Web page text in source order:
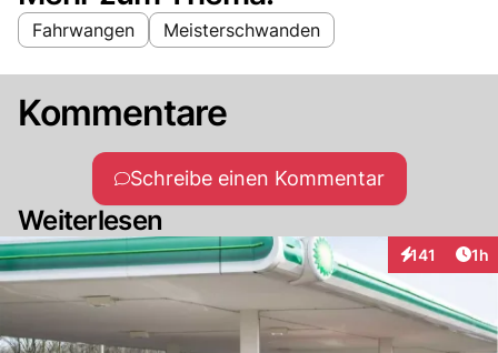
Fahrwangen Meisterschwanden
Kommentare
Schreibe einen Kommentar
Weiterlesen
141
Interaktionen
1h